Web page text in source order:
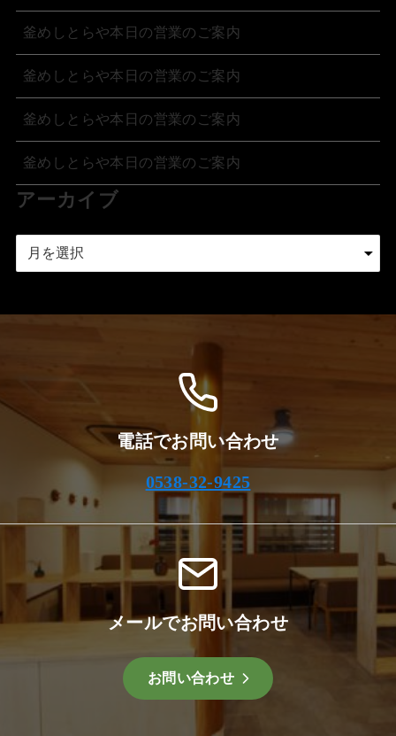
釜めしとらや本日の営業のご案内
釜めしとらや本日の営業のご案内
釜めしとらや本日の営業のご案内
釜めしとらや本日の営業のご案内
アーカイブ
電話でお問い合わせ
0538-32-9425
メールでお問い合わせ
お問い合わせ